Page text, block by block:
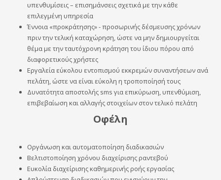
υπενθυμίσεις – επισημάνσεις σχετικά με την κάθε
επιλεγμένη υπηρεσία
Έννοια «προκράτησης» - προσωρινής δέσμευσης χρόνων
πριν την τελική καταχώρηση, ώστε να μην δημιουργείται
θέμα με την ταυτόχρονη κράτηση του ίδιου πόρου από
διαφορετικούς χρήστες
Εργαλεία εύκολου εντοπισμού εκκρεμών συναντήσεων ανά
πελάτη, ώστε να είναι εύκολη η τροποποίησή τους
Δυνατότητα αποστολής sms για επικύρωση, υπενθύμιση,
επιβεβαίωση και αλλαγής στοιχείων στον τελικό πελάτη
Οφέλη
Οργάνωση και αυτοματοποίηση διαδικασιών
Βελτιστοποίηση χρόνου διαχείρισης ραντεβού
Ευκολία διαχείρισης καθημερινής ροής εργασίας